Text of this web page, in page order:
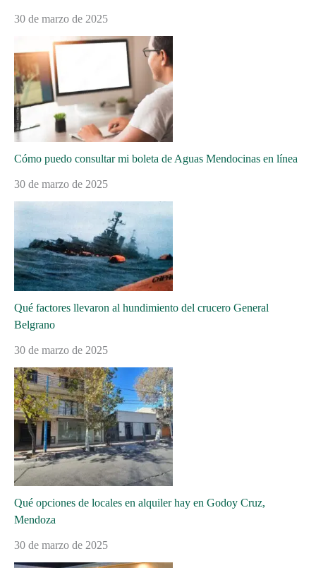
30 de marzo de 2025
Cómo puedo consultar mi boleta de Aguas Mendocinas en línea
30 de marzo de 2025
Qué factores llevaron al hundimiento del crucero General
Belgrano
30 de marzo de 2025
Qué opciones de locales en alquiler hay en Godoy Cruz,
Mendoza
30 de marzo de 2025